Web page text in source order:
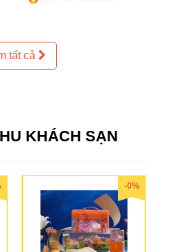
tất cả
KHÁCH SẠN
-0%